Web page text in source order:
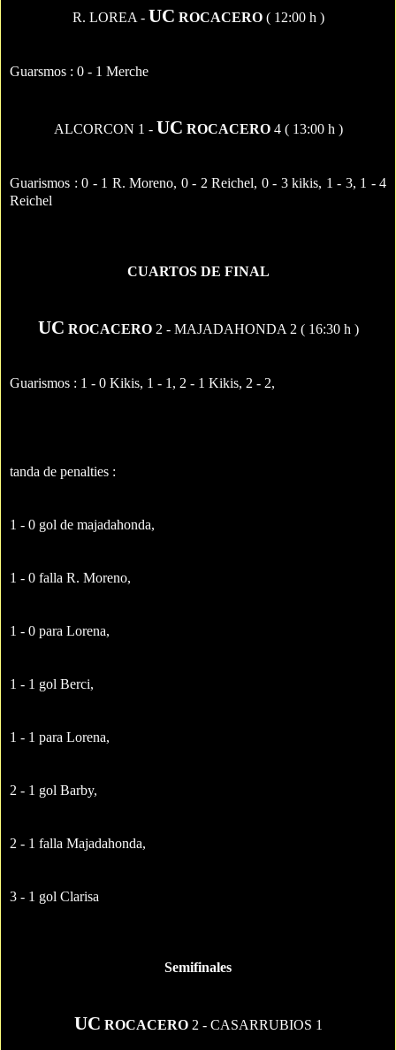
R. LOREA - UC ROCACERO( 12:00 h )
Guarsmos : 0 - 1 Merche
ALCORCON 1 - UC ROCACERO4 ( 13:00 h )
Guarismos : 0 - 1 R. Moreno, 0 - 2 Reichel, 0 - 3 kikis, 1 - 3, 1 - 4
Reichel
CUARTOS DE FINAL
UC ROCACERO2 - MAJADAHONDA 2 ( 16:30 h )
Guarismos : 1 - 0 Kikis, 1 - 1, 2 - 1 Kikis, 2 - 2,
tanda de penalties :
1 - 0 gol de majadahonda,
1 - 0 falla R. Moreno,
1 - 0 para Lorena,
1 - 1 gol Berci,
1 - 1 para Lorena,
2 - 1 gol Barby,
2 - 1 falla Majadahonda,
3 - 1 gol Clarisa
Semifinales
UC ROCACERO2 - CASARRUBIOS 1